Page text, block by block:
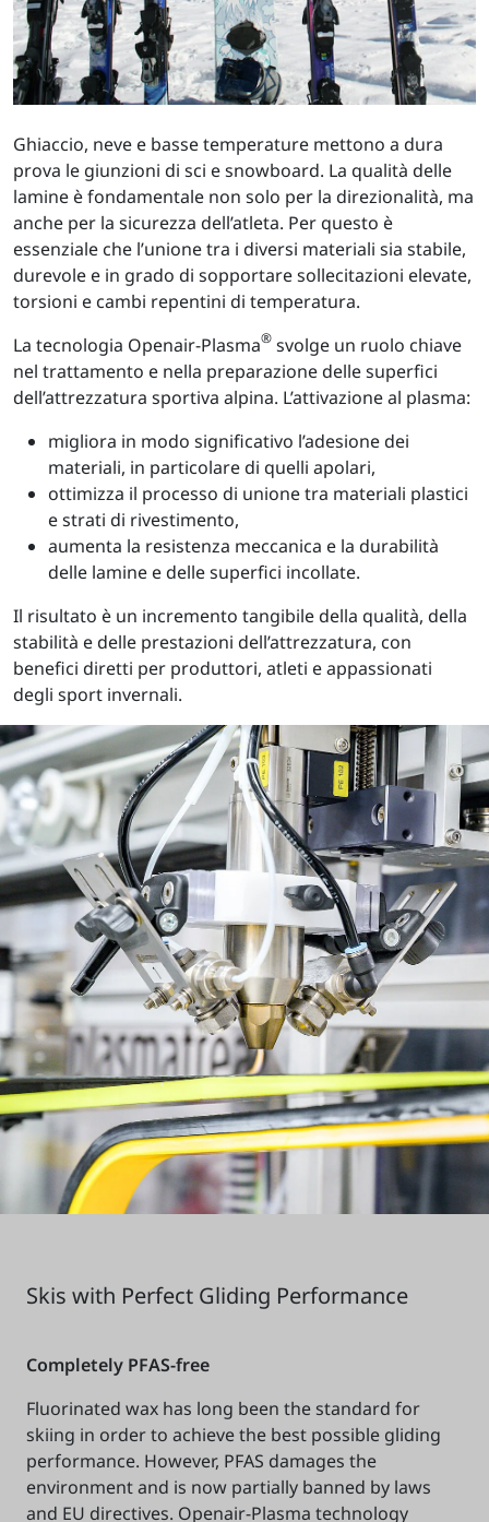
Ghiaccio, neve e basse temperature mettono a dura
prova le giunzioni di sci e snowboard. La qualità delle
lamine è fondamentale non solo per la direzionalità, ma
anche per la sicurezza dell’atleta. Per questo è
essenziale che l’unione tra i diversi materiali sia stabile,
durevole e in grado di sopportare sollecitazioni elevate,
torsioni e cambi repentini di temperatura.
La tecnologia Openair-Plasma® svolge un ruolo chiave
nel trattamento e nella preparazione delle superfici
dell’attrezzatura sportiva alpina. L’attivazione al plasma:
migliora in modo significativo l’adesione dei
materiali, in particolare di quelli apolari,
ottimizza il processo di unione tra materiali plastici
e strati di rivestimento,
aumenta la resistenza meccanica e la durabilità
delle lamine e delle superfici incollate.
Il risultato è un incremento tangibile della qualità, della
stabilità e delle prestazioni dell’attrezzatura, con
benefici diretti per produttori, atleti e appassionati
degli sport invernali.
Skis with Perfect Gliding Performance
Completely PFAS-free
Fluorinated wax has long been the standard for
skiing in order to achieve the best possible gliding
performance. However, PFAS damages the
environment and is now partially banned by laws
and EU directives. Openair-Plasma technology